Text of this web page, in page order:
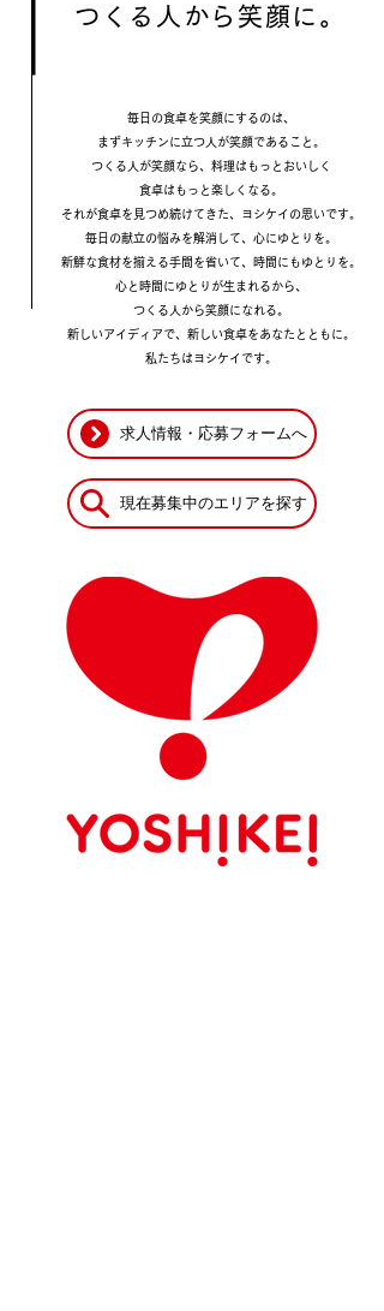
つくる人から笑顔に。
毎日の食卓を笑顔にするのは、
まずキッチンに立つ人が笑顔であること。
つくる人が笑顔なら、料理はもっとおいしく
食卓はもっと楽しくなる。
それが食卓を見つめ続けてきた、ヨシケイの思いです。
毎日の献立の悩みを解消して、心にゆとりを。
新鮮な食材を揃える手間を省いて、時間にもゆとりを。
心と時間にゆとりが生まれるから、
つくる人から笑顔になれる。
新しいアイディアで、新しい食卓をあなたとともに。
​私たちはヨシケイです。
求人情報・応募フォームへ
現在募集中のエリアを探す